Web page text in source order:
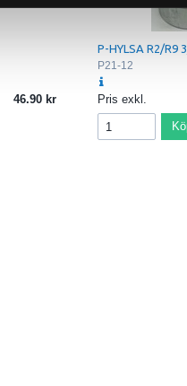
46.90
P-HYLSA R2/R9
P21-12
Pris exkl.